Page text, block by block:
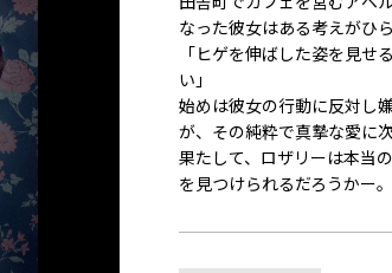
なった彼女はある考えがひら
「ヒゲを伸ばした姿を見せ
い」
始めは彼女の行動に反対し
が、その純粋で真摯な愛に
果たして、ロザリーは本当
を見つけられるだろうかー。